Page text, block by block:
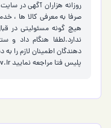
روزانه هزاران آگهی در
صرفا به معرفی کالا ها ،
هیچ گونه مسئولیتی در
ندارد.لطفا هنگام داد
دهندگان اطمینان لازم را
پلیس فتا مراجعه نمایید